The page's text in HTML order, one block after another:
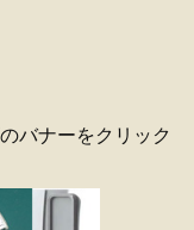
バナーをクリック